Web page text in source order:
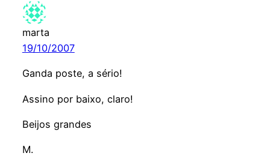
marta
19/10/2007
Ganda poste, a sério!
Assino por baixo, claro!
Beijos grandes
M.